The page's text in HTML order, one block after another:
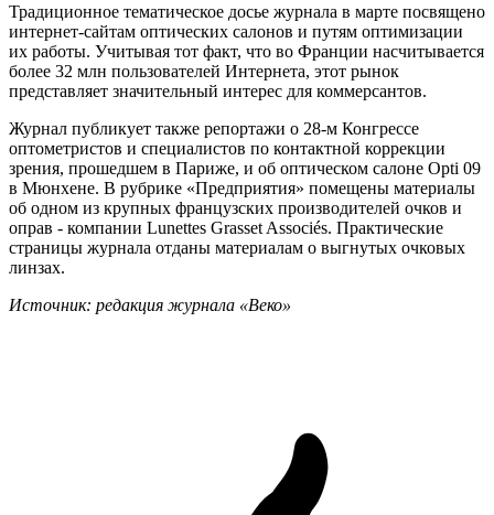
Традиционное тематическое досье журнала в марте посвящено
интернет-сайтам оптических салонов и путям оптимизации
их работы. Учитывая тот факт, что во Франции насчитывается
более 32 млн пользователей Интернета, этот рынок
представляет значительный интерес для коммерсантов.
Журнал публикует также репортажи о 28-м Конгрессе
оптометристов и специалистов по контактной коррекции
зрения, прошедшем в Париже, и об оптическом салоне Opti 09
в Мюнхене. В рубрике «Предприятия» помещены материалы
об одном из крупных французских производителей очков и
оправ - компании Lunettes Grasset Associés. Практические
страницы журнала отданы материалам о выгнутых очковых
линзах.
Источник: редакция журнала «Веко»